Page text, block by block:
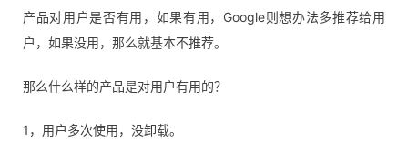
产品对用户是否有用，如果有用，Google则想办法多推荐给用
户，如果没用，那么就基本不推荐。
那么什么样的产品是对用户有用的？
1，用户多次使用，没卸载。